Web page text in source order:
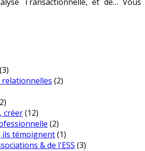
(3)
relationnelles (2)
créer(12)
(2)
ils témoignent(1)
& de l'ESS (3)